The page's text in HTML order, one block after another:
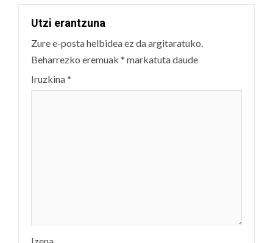
Utzi erantzuna
Zure e-posta helbidea ez da argitaratuko.
Beharrezko eremuak * markatuta daude
Iruzkina*